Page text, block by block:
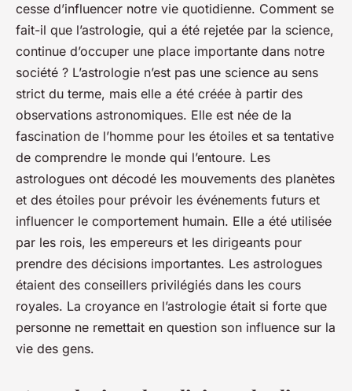
cesse d’influencer notre vie quotidienne. Comment se
fait-il que l’astrologie, qui a été rejetée par la science,
continue d’occuper une place importante dans notre
société ? L’astrologie n’est pas une science au sens
strict du terme, mais elle a été créée à partir des
observations astronomiques. Elle est née de la
fascination de l’homme pour les étoiles et sa tentative
de comprendre le monde qui l’entoure. Les
astrologues ont décodé les mouvements des planètes
et des étoiles pour prévoir les événements futurs et
influencer le comportement humain. Elle a été utilisée
par les rois, les empereurs et les dirigeants pour
prendre des décisions importantes. Les astrologues
étaient des conseillers privilégiés dans les cours
royales. La croyance en l’astrologie était si forte que
personne ne remettait en question son influence sur la
vie des gens.